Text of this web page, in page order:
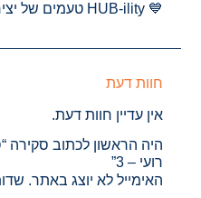
💙 HUB-ility טעמים של יצירה, יצירה של קהילה.
חוות דעת
אין עדיין חוות דעת.
היה הראשון לכתוב סקירה
רועי – 3”
האימייל לא יוצג באתר.